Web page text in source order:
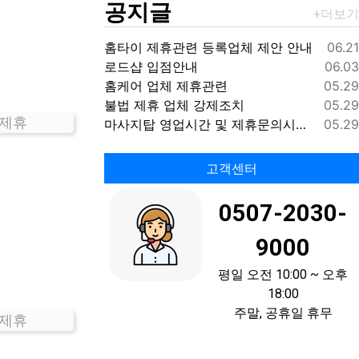
휴
휴
공지글
등록
06.21
홈타이 제휴관련 등록업체 제안 안내
등록
06.03
로드샵 입점안내
등록
05.29
홈케어 업체 제휴관련
등록
05.29
불법 제휴 업체 강제조치
등록
05.29
마사지탑 영업시간 및 제휴문의시간 안내
고객센터
0507-2030-
9000
평일 오전 10:00 ~ 오후
18:00
주말, 공휴일 휴무